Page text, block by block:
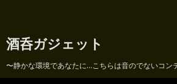
酒呑ガジェット
〜静かな環境であなたに...こちらは音のでないコン